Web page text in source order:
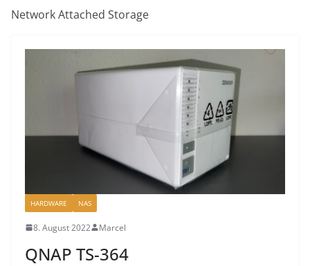
Network Attached Storage
HARDWARE NAS
8. August 2022 Marcel
QNAP TS-364